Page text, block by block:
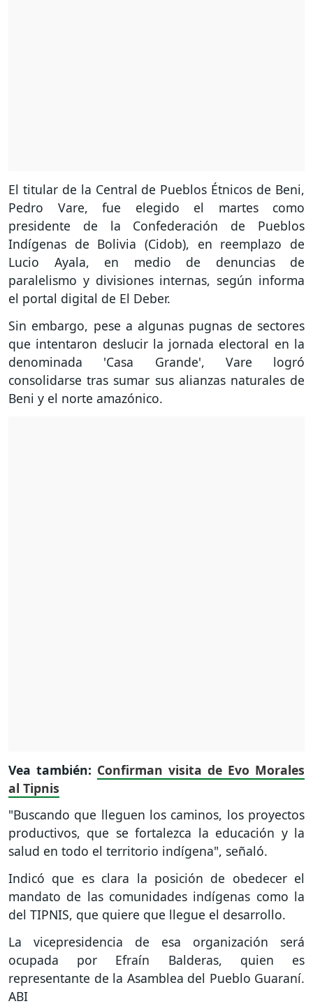
El titular de la Central de Pueblos Étnicos de Beni,
Pedro Vare, fue elegido el martes como
presidente de la Confederación de Pueblos
Indígenas de Bolivia (Cidob), en reemplazo de
Lucio Ayala, en medio de denuncias de
paralelismo y divisiones internas, según informa
el portal digital de El Deber.
Sin embargo, pese a algunas pugnas de sectores
que intentaron deslucir la jornada electoral en la
denominada 'Casa Grande', Vare logró
consolidarse tras sumar sus alianzas naturales de
Beni y el norte amazónico.
Vea también: Confirman visita de Evo Morales
al Tipnis
"Buscando que lleguen los caminos, los proyectos
productivos, que se fortalezca la educación y la
salud en todo el territorio indígena", señaló.
Indicó que es clara la posición de obedecer el
mandato de las comunidades indígenas como la
del TIPNIS, que quiere que llegue el desarrollo.
La vicepresidencia de esa organización será
ocupada por Efraín Balderas, quien es
representante de la Asamblea del Pueblo Guaraní.
ABI